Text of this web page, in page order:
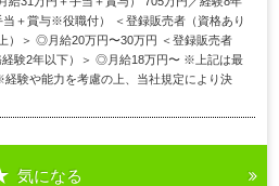
当＋賞与※役職付） ＜登録販売者（資格あり
）＞ ◎⽉給20万円〜30万円 ＜登録販売者
経験2年以下）＞ ◎⽉給18万円〜 ※上記は最
験や能⼒を考慮の上、当社規定により決
気になる